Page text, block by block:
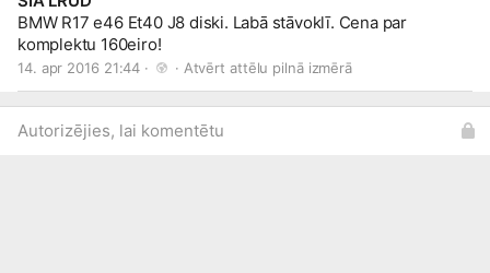
BMW R17 e46 Et40 J8 diski. Labā stāvoklī. Cena par
komplektu 160eiro!
14. apr 2016 21:44 · · Atvērt attēlu pilnā izmērā
Autorizējies, lai komentētu